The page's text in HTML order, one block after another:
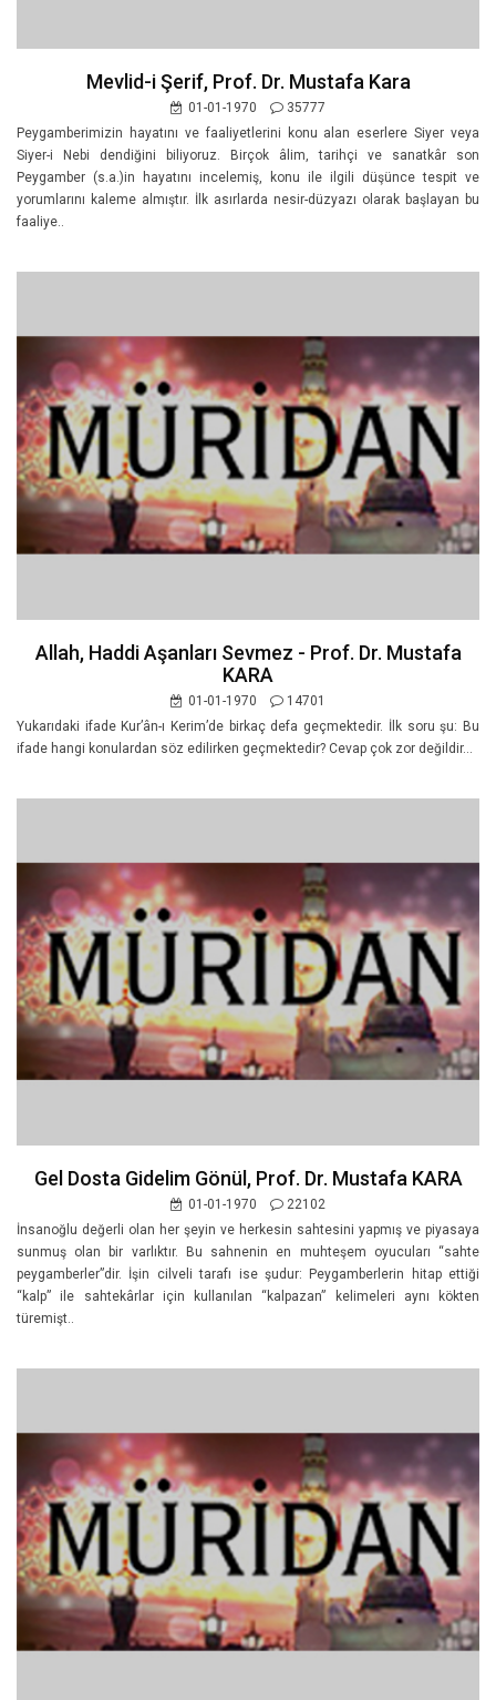
Mevlid-i Şerif, Prof. Dr. Mustafa Kara
01-01-1970
35777
Peygamberimizin hayatını ve faaliyetlerini konu alan eserlere Siyer veya
Siyer-i Nebi dendiğini biliyoruz. Birçok âlim, tarihçi ve sanatkâr son
Peygamber (s.a.)in hayatını incelemiş, konu ile ilgili düşünce tespit ve
yorumlarını kaleme almıştır. İlk asırlarda nesir-düzyazı olarak başlayan bu
faaliye..
Allah, Haddi Aşanları Sevmez - Prof. Dr. Mustafa
KARA
01-01-1970
14701
Yukarıdaki ifade Kur’ân-ı Kerim’de birkaç defa geçmektedir. İlk soru şu: Bu
ifade hangi konulardan söz edilirken geçmektedir? Cevap çok zor değildir...
Gel Dosta Gidelim Gönül, Prof. Dr. Mustafa KARA
01-01-1970
22102
İnsanoğlu değerli olan her şeyin ve herkesin sahtesini yapmış ve piyasaya
sunmuş olan bir varlıktır. Bu sahnenin en muhteşem oyucuları “sahte
peygamberler”dir. İşin cilveli tarafı ise şudur: Peygamberlerin hitap ettiği
“kalp” ile sahtekârlar için kullanılan “kalpazan” kelimeleri aynı kökten
türemişt..